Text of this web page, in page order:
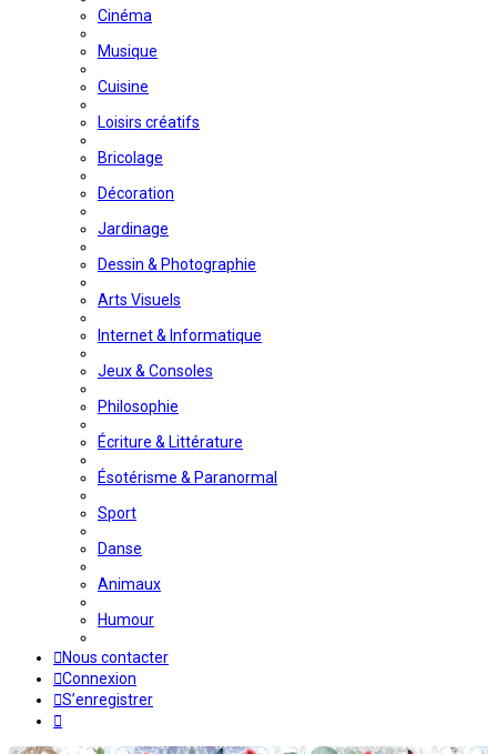
Cinéma
Musique
Cuisine
Loisirs créatifs
Bricolage
Décoration
Jardinage
Dessin & Photographie
Arts Visuels
Internet & Informatique
Jeux & Consoles
Philosophie
Écriture & Littérature
Ésotérisme & Paranormal
Sport
Danse
Animaux
Humour
Nous contacter
Connexion
S’enregistrer